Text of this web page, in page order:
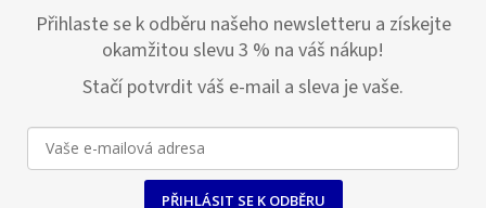
í
p
r
v
y
ý
p
Přihlaste se k odběru našeho newsletteru a získejte
okamžitou slevu 3 % na váš nákup!
Stačí potvrdit váš e-mail a sleva je vaše.
PŘIHLÁSIT SE K ODBĚRU